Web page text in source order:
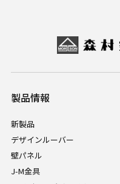
製品情報
新製品
デザインルーバー
壁パネル
J-M金具